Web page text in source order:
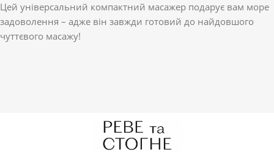
Цей універсальний компактний масажер подарує вам море
задоволення – адже він завжди готовий до найдовшого
чуттєвого масажу!